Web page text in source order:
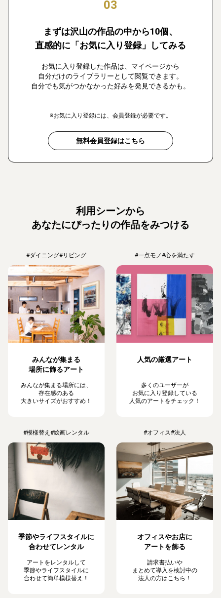
03
まずは沢山の作品の中から10個、
直感的に「お気に入り登録」してみる
お気に入り登録した作品は、マイページから
自分だけのライブラリーとして閲覧できます。
自分でも気がつかなかった好みを発見できるかも。
※お気に入り登録には、会員登録が必要です。
無料会員登録はこちら
利用シーンから
あなたにぴったりの作品をみつける
#ダイニング#リビング
みんなが集まる
場所に飾るアート
みんなが集まる場所には、
存在感のある
大きいサイズがおすすめ！
#一点モノ#心を満たす
人気の厳選アート
多くのユーザーが
お気に入り登録している
人気のアートをチェック！
#模様替え #絵画レンタル
季節やライフスタイルに
合わせてレンタル
アートをレンタルして
季節やライフスタイルに
合わせて簡単模様替え！
#オフィス#法人
オフィスやお店に
アートを飾る
請求書払いや
まとめて導入を検討中の
法人の方はこちら！